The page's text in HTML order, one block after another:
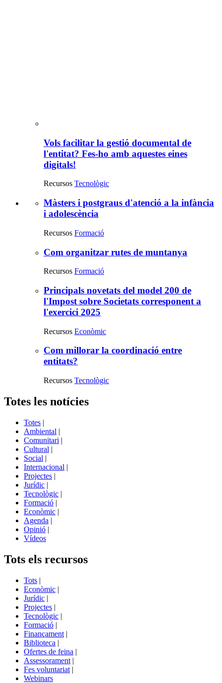
Vols facilitar la gestió documental de
l'entitat? Fes-ho amb aquestes eines
digitals!
Recursos Tecnològic
Recursos
destacats
Màsters i postgraus d'atenció a la infància
i adolescència
Recursos Formació
Com organitzar rutes de muntanya
Recursos Formació
Principals novetats del model 200 de
l'Impost sobre Societats corresponent a
l'exercici 2025
Recursos Econòmic
Com millorar la coordinació entre
entitats?
Recursos Tecnològic
Totes les notícies
Totes |
Ambiental |
Comunitari |
Cultural |
Social |
Internacional |
Projectes |
Jurídic |
Tecnològic |
Formació |
Econòmic |
Agenda |
Opinió |
Vídeos
Tots els recursos
Tots |
Econòmic |
Jurídic |
Projectes |
Tecnològic |
Formació |
Finançament |
Biblioteca |
Ofertes de feina |
Assessorament |
Fes voluntariat |
Webinars